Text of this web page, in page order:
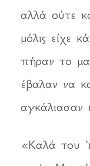
αλλά ούτε
μόλις είχε
πήραν το
έβαλαν να
αγκάλιασαν
«Καλά του